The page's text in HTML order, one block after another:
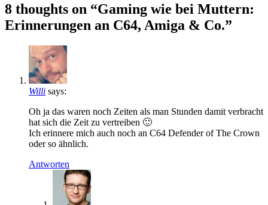
8 thoughts on “Gaming wie bei Muttern:
Erinnerungen an C64, Amiga & Co.”
Willi says:
Oh ja das waren noch Zeiten als man Stunden damit verbracht
hat sich die Zeit zu vertreiben 🙂
Ich erinnere mich auch noch an C64 Defender of The Crown
oder so ähnlich.
Antworten